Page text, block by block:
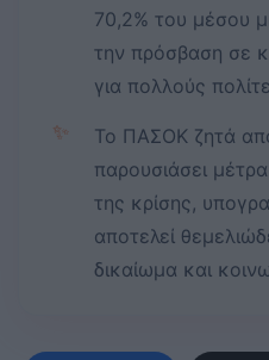
70,2% του μέσου
την πρόσβαση σε
για πολλούς
✨
Το ΠΑΣΟΚ ζητά
παρουσιάσει
της κρίσης,
αποτελεί
δικαίωμα και